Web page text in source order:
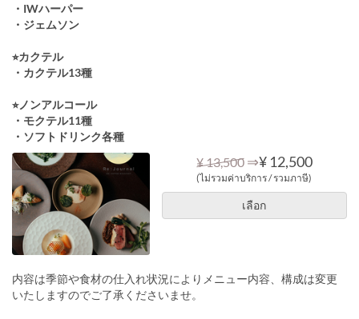
・IWハーパー
・ジェムソン
⭐︎カクテル
・カクテル13種
⭐︎ノンアルコール
・モクテル11種
・ソフトドリンク各種
¥ 13,500 ⇒¥ 12,500
(ไม่รวมค่าบริการ / รวมภาษี)
เลือก
内容は季節や食材の仕入れ状況によりメニュー内容、構成は変更
いたしますのでご了承くださいませ。